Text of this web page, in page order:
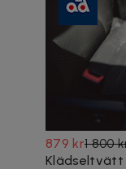
879 kr1 800
Klädseltvätt